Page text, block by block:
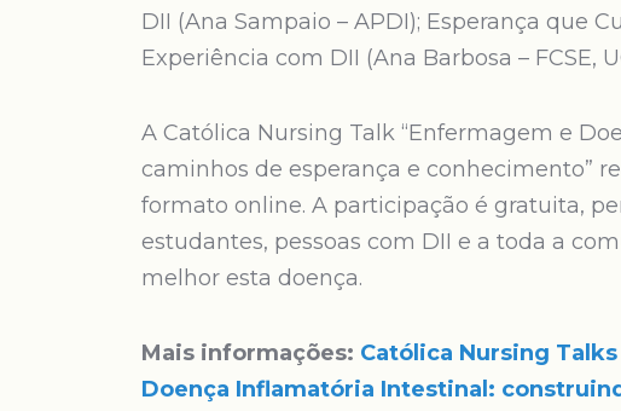
DII (Ana Sampaio – APDI); Esperança que
Experiência com DII (Ana Barbosa – FCSE,
A Católica Nursing Talk “Enfermagem e
caminhos de esperança e conhecimento”
formato online. A participação é gratuita,
estudantes, pessoas com DII e a toda a
melhor esta doença.
Mais informações: Católica Nursing
Doença Inflamatória Intestinal: